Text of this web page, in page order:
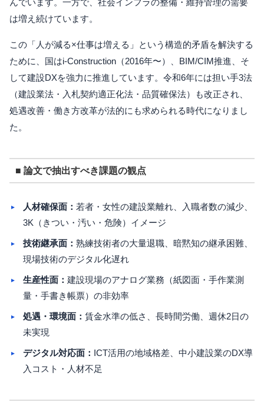
は増え続けています。
この「人が減る×仕事は増える」という構造的矛盾を解決する
ために、国はi-Construction（2016年〜）、BIM/CIM推進、そ
して建設DXを強力に推進しています。令和6年には担い手3法
（建設業法・入札契約適正化法・品質確保法）も改正され、
処遇改善・働き方改革が法的にも求められる時代になりまし
た。
■ 論文で抽出すべき課題の観点
人材確保面： 若者・女性の建設業離れ、入職者数の減少、
3K（きつい・汚い・危険）イメージ
技術継承面： 熟練技術者の大量退職、暗黙知の継承困難、
現場技術のデジタル化遅れ
生産性面： 建設現場のアナログ業務（紙図面・手作業測
量・手書き帳票）の非効率
処遇・環境面： 賃金水準の低さ、長時間労働、週休2日の
未実現
デジタル対応面： ICT活用の地域格差、中小建設業のDX導
入コスト・人材不足